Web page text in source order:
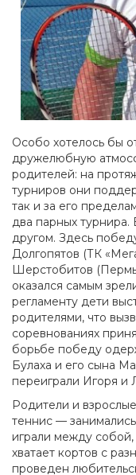
Особо хотелось бы
дружелюбную
родителей: на
турниров они
так и за его
два парных турнира.
другом. Здесь
Долгопятов (ТК
Шерстобитов
оказался самым
регламенту дети
родителями, что
соревнованиях
борьбе победу
Булаха и его сына
переиграли Игоря и
Родители и
теннис —
играли между собой,
хватает кортов с
проведен